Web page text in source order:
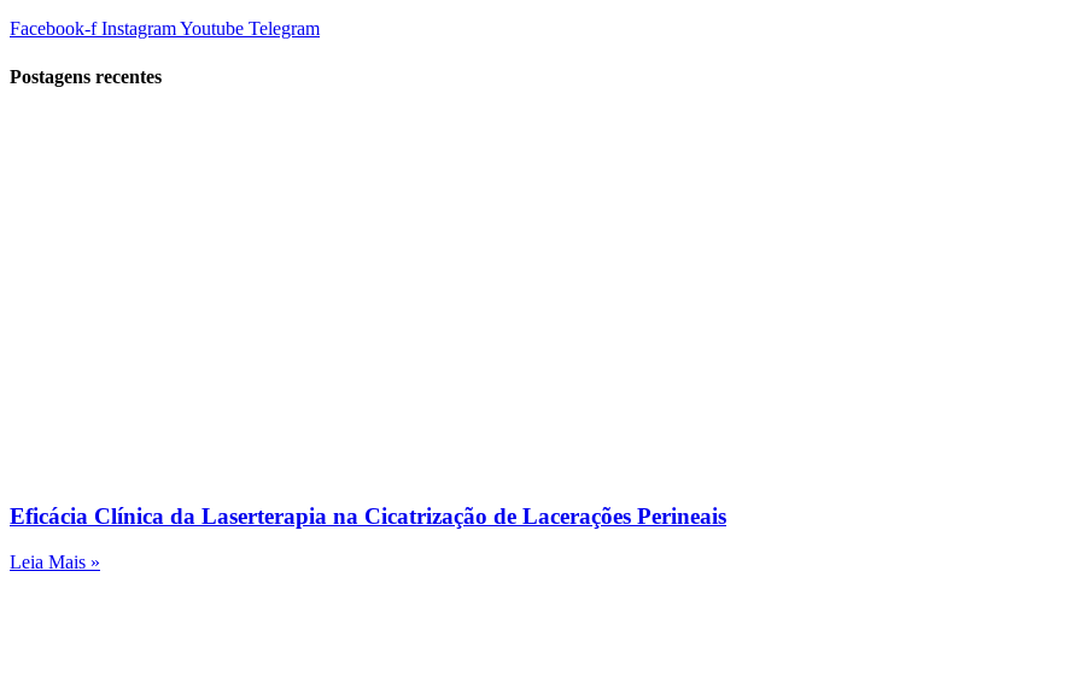
Facebook-f InstagramYoutube Telegram
Postagens recentes
Eficácia Clínica da Laserterapia na Cicatrização de Lacerações Perineais
Leia Mais »